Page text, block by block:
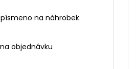
na náhrobek
objednávku